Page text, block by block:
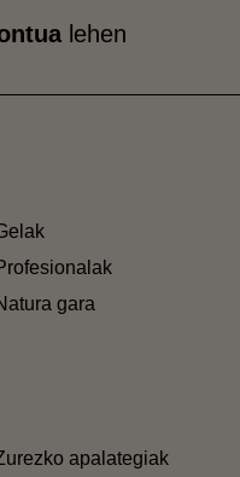
lehen
gara
apalategiak